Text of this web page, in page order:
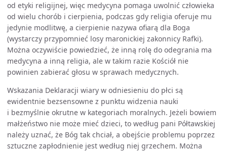
od etyki religijnej, więc medycyna pomaga uwolnić człowieka
od wielu chorób i cierpienia, podczas gdy religia oferuje mu
jedynie modlitwę, a cierpienie nazywa ofiarą dla Boga
(wystarczy przypomnieć losy maronickiej zakonnicy Rafki).
Można oczywiście powiedzieć, że inną rolę do odegrania ma
medycyna a inną religia, ale w takim razie Kościół nie
powinien zabierać głosu w sprawach medycznych.
Wskazania Deklaracji wiary w odniesieniu do płci są
ewidentnie bezsensowne z punktu widzenia nauki
i bezmyślnie okrutne w kategoriach moralnych. Jeżeli bowiem
małżeństwo nie może mieć dzieci, to według pani Półtawskiej
należy uznać, że Bóg tak chciał, a obejście problemu poprzez
sztuczne zapłodnienie jest według niej grzechem. Można